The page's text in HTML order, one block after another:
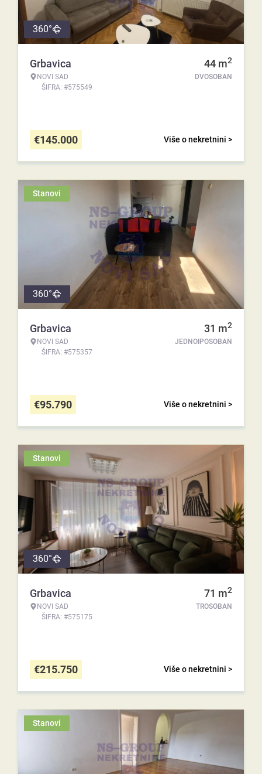
360°
Grbavica
NOVI SAD
ŠIFRA: #575549
44 m2
DVOSOBAN
Više o nekretnini >
€145.000
Stanovi
360°
Grbavica
NOVI SAD
ŠIFRA: #575357
31 m2
JEDNOIPOSOBAN
Više o nekretnini >
€95.790
Stanovi
360°
Grbavica
NOVI SAD
ŠIFRA: #575175
71 m2
TROSOBAN
Više o nekretnini >
€215.750
Stanovi